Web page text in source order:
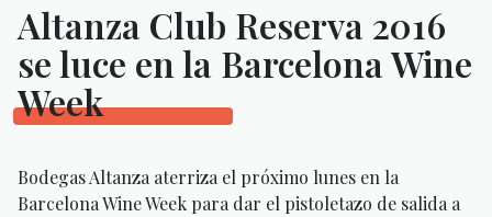
Altanza Club Reserva 2016
se luce en la Barcelona Wine
Week
Bodegas Altanza aterriza el próximo lunes en la
Barcelona Wine Week para dar el pistoletazo de salida a